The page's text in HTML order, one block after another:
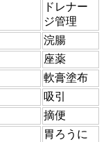
ドレナー
ジ管理
浣腸
座薬
軟膏塗布
吸引
摘便
胃ろうに